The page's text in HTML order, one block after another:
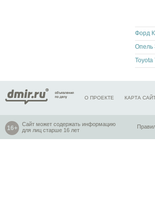
Форд
Опель
О ПРОЕКТЕ КАРТА
Сайт может содержать информацию
для лиц старше 16 лет